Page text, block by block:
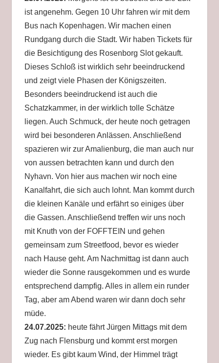
ist angenehm. Gegen 10 Uhr fahren wir mit dem
Bus nach Kopenhagen. Wir machen einen
Rundgang durch die Stadt. Wir haben Tickets für
die Besichtigung des Rosenborg Slot gekauft.
Dieses Schloß ist wirklich sehr beeindruckend
und zeigt viele Phasen der Königszeiten.
Besonders beeindruckend ist auch die
Schatzkammer, in der wirklich tolle Schätze
liegen. Auch Schmuck, der heute noch getragen
wird bei besonderen Anlässen. Anschließend
spazieren wir zur Amalienburg, die man auch nur
von aussen betrachten kann und durch den
Nyhavn. Von hier aus machen wir noch eine
Kanalfahrt, die sich auch lohnt. Man kommt durch
die kleinen Kanäle und erfährt so einiges über
die Gassen. Anschließend treffen wir uns noch
mit Knuth von der FOFFTEIN und gehen
gemeinsam zum Streetfood, bevor es wieder
nach Hause geht. Am Nachmittag ist dann auch
wieder die Sonne rausgekommen und es wurde
entsprechend dampfig. Alles in allem ein runder
Tag, aber am Abend waren wir dann doch sehr
müde.
24.07.2025: heute fährt Jürgen Mittags mit dem
Zug nach Flensburg und kommt erst morgen
wieder. Es gibt kaum Wind, der Himmel trägt